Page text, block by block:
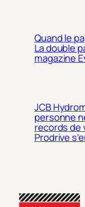
Quand le
La double
magazine
JCB
personne
records de
Prodrive